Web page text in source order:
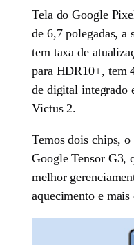
Tela do Google
de 6,7 polegadas, a
tem taxa de
para HDR10+, tem
de digital integrado
Victus 2.
Temos dois chips,
Google Tensor G3,
melhor
aquecimento e mais